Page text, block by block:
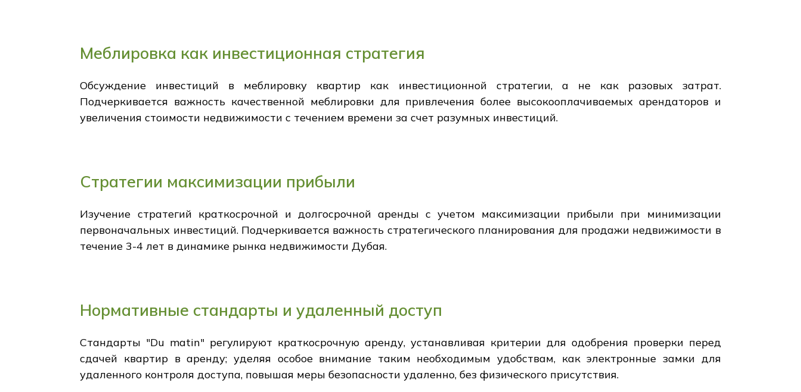
Меблировка как инвестиционная стратегия
Обсуждение инвестиций в меблировку квартир как инвестиционной стратегии, а не как разовых затрат.
Подчеркивается важность качественной меблировки для привлечения более высокооплачиваемых арендаторов и
увеличения стоимости недвижимости с течением времени за счет разумных инвестиций.
Стратегии максимизации прибыли
Изучение стратегий краткосрочной и долгосрочной аренды с учетом максимизации прибыли при минимизации
первоначальных инвестиций. Подчеркивается важность стратегического планирования для продажи недвижимости в
течение 3-4 лет в динамике рынка недвижимости Дубая.
Нормативные стандарты и удаленный доступ
Стандарты "Du matin" регулируют краткосрочную аренду, устанавливая критерии для одобрения проверки перед
сдачей квартир в аренду; уделяя особое внимание таким необходимым удобствам, как электронные замки для
удаленного контроля доступа, повышая меры безопасности удаленно, без физического присутствия.